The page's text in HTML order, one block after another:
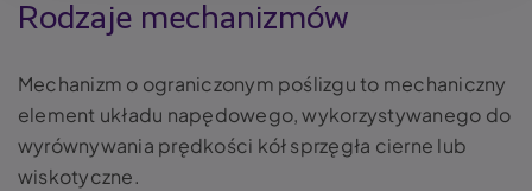
Rodzaje mechanizmów
Mechanizm o ograniczonym poślizgu to mechaniczny
element układu napędowego, wykorzystywanego do
wyrównywania prędkości kół sprzęgła cierne lub
wiskotyczne.